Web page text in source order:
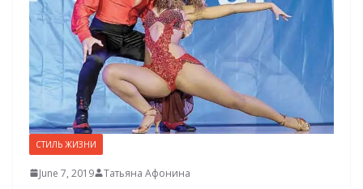
СТИЛЬ ЖИЗНИ
June 7, 2019 Татьяна Афонина